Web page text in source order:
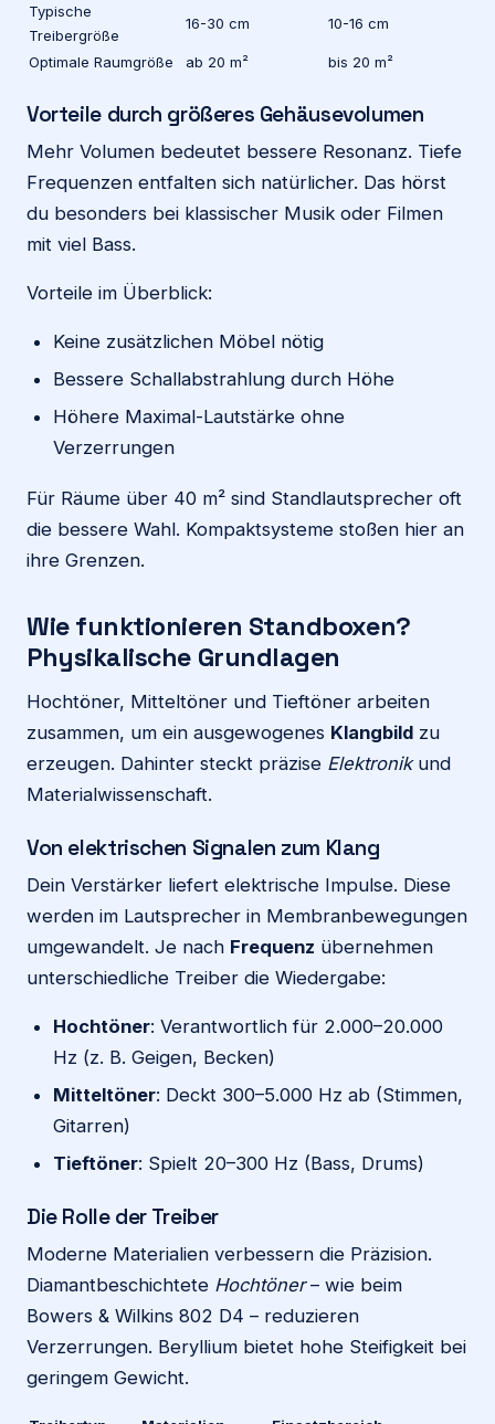
Typische
Treibergröße
16-30 cm 10-16 cm
Optimale Raumgröße ab 20 m² bis 20 m²
Vorteile durch größeres Gehäusevolumen
Mehr Volumen bedeutet bessere Resonanz. Tiefe
Frequenzen entfalten sich natürlicher. Das hörst
du besonders bei klassischer Musik oder Filmen
mit viel Bass.
Vorteile im Überblick:
Keine zusätzlichen Möbel nötig
Bessere Schallabstrahlung durch Höhe
Höhere Maximal-Lautstärke ohne
Verzerrungen
Für Räume über 40 m² sind Standlautsprecher oft
die bessere Wahl. Kompaktsysteme stoßen hier an
ihre Grenzen.
Wie funktionieren Standboxen?
Physikalische Grundlagen
Hochtöner, Mitteltöner und Tieftöner arbeiten
zusammen, um ein ausgewogenes Klangbild zu
erzeugen. Dahinter steckt präzise Elektronikund
Materialwissenschaft.
Von elektrischen Signalen zum Klang
Dein Verstärker liefert elektrische Impulse. Diese
werden im Lautsprecher in Membranbewegungen
umgewandelt. Je nach Frequenz übernehmen
unterschiedliche Treiber die Wiedergabe:
Hochtöner: Verantwortlich für 2.000–20.000
Hz (z. B. Geigen, Becken)
Mitteltöner: Deckt 300–5.000 Hz ab (Stimmen,
Gitarren)
Tieftöner: Spielt 20–300 Hz (Bass, Drums)
Die Rolle der Treiber
Moderne Materialien verbessern die Präzision.
Diamantbeschichtete Hochtöner– wie beim
Bowers & Wilkins 802 D4 – reduzieren
Verzerrungen. Beryllium bietet hohe Steifigkeit bei
geringem Gewicht.